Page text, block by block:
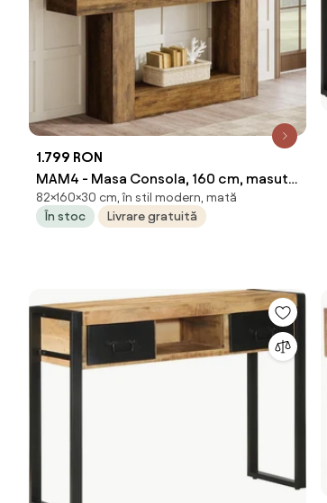
1.799 RON
MAM4 - Masa Consola, 160 cm, masuta
hol, living, dining, dormitor - Maro -
Negru / Maro / Gri / Negru / Maro Mix
82×160×30 cm, în stil modern, mată
În stoc
Livrare gratuită